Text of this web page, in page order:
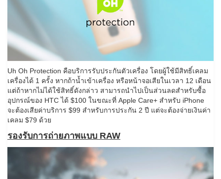
Uh Oh Protection คือบริการรับประกันตัวเครื่อง โดยผู้ใช้มีสิทธิ์เคลม
เครื่องได้ 1 ครั้ง หากถ้าน้ำเข้าเครื่อง หรือหน้าจอเสียในเวลา 12 เดือน
แต่ถ้าหากไม่ได้ใช้สิทธิ์ดังกล่าว สามารถนำไปเป็นส่วนลดสำหรับซื้อ
อุปกรณ์ของ HTC ได้ $100 ในขณะที่ Apple Care+ สำหรับ iPhone
จะต้องเสียค่าบริการ $99 สำหรับการประกัน 2 ปี แต่จะต้องจ่ายเงินค่า
เคลม $79 ด้วย
รองรับการถ่ายภาพแบบ RAW